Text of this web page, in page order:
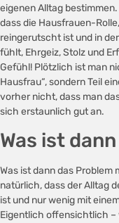
eigenen Alltag
dass die Hausfrauen-
reingerutscht ist und in
fühlt, Ehrgeiz, Stolz und
Gefühl! Plötzlich ist man
Hausfrau“, sondern Teil
vorher nicht, dass man
sich erstaunlich gut an.
Was ist
Was ist dann das Problem
natürlich, dass der Alltag
ist und nur wenig mit
Eigentlich offensichtlich –